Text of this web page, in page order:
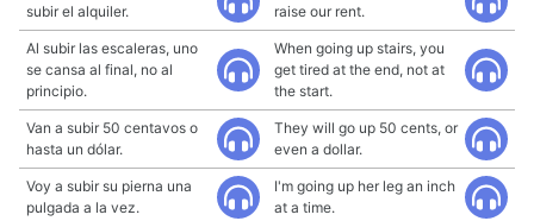
subir el alquiler.
raise our rent.
Al subir las escaleras, uno
se cansa al final, no al
principio.
When going up stairs, you
get tired at the end, not at
the start.
Van a subir 50 centavos o
hasta un dólar.
They will go up 50 cents, or
even a dollar.
Voy a subir su pierna una
pulgada a la vez.
I'm going up her leg an inch
at a time.